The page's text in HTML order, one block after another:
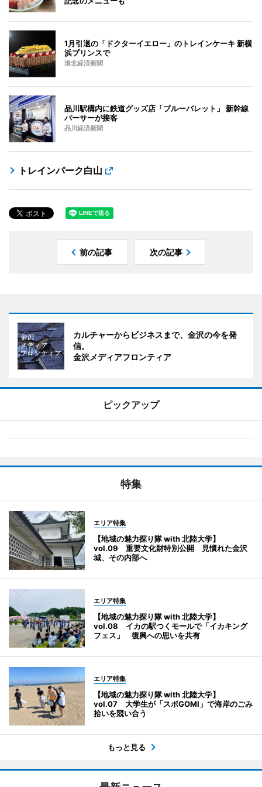
1月引退の「ドクターイエロー」のトレインケーキ 新横
浜プリンスで
港北経済新聞
品川駅構内に鉄道グッズ店「ブルーバレット」 新幹線
パーサーが接客
品川経済新聞
トレインパーク白山
前の記事 次の記事
カルチャーからビジネスまで、金沢の今を発
信。
金沢メディアフロンティア
ピックアップ
特集
エリア特集
【地域の魅力探り隊 with 北陸大学】
vol.09 重要文化財特別公開 見慣れた金沢
城、その内部へ
エリア特集
【地域の魅力探り隊 with 北陸大学】
vol.08 イカの駅つくモールで「イカキング
フェス」 復興への思いを共有
エリア特集
【地域の魅力探り隊 with 北陸大学】
vol.07 大学生が「スポGOMI」で海岸のごみ
拾いを競い合う
もっと見る